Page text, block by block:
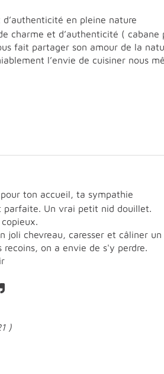
en pleine nature
charme et d’authenticité (
fait partager son amour de la
l’envie de cuisiner nous
ton accueil, ta sympathie
Un vrai petit nid douillet.
joli chevreau, caresser et câliner
on a envie de s'y perdre.
)